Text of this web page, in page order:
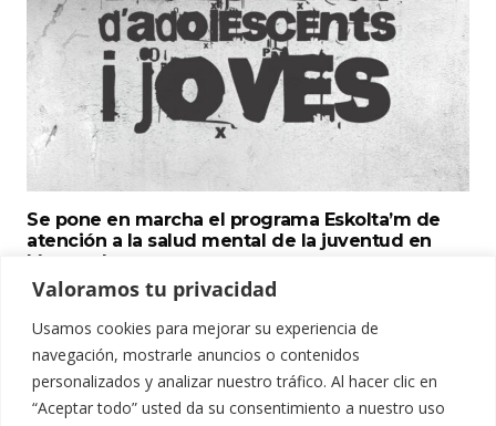
Valoramos tu privacidad
Usamos cookies para mejorar su experiencia de
navegación, mostrarle anuncios o contenidos
personalizados y analizar nuestro tráfico. Al hacer clic en
“Aceptar todo” usted da su consentimiento a nuestro uso
Se pone en marcha el programa Eskolta’m de
atención a la salud mental de la juventud en
Montcada